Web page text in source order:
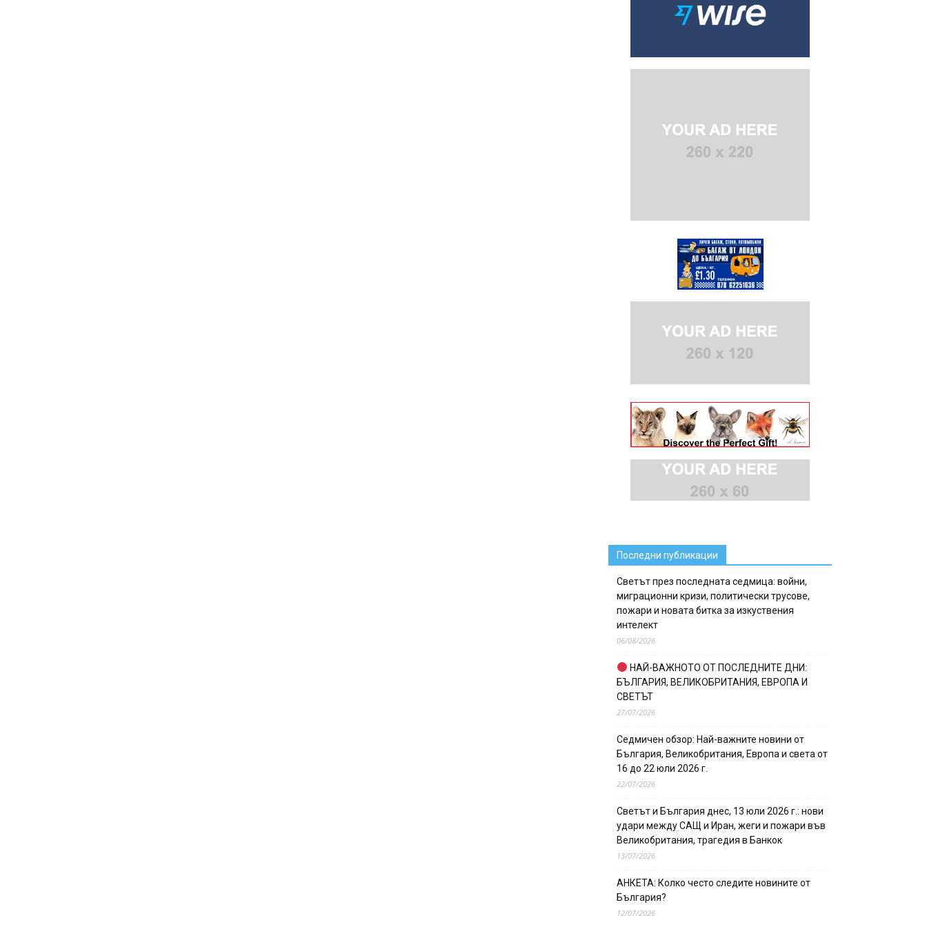
Последни публикации
Светът през последната седмица: войни,
миграционни кризи, политически трусове,
пожари и новата битка за изкуствения
интелект
06/08/2026
НАЙ-ВАЖНОТО ОТ ПОСЛЕДНИТЕ ДНИ:
БЪЛГАРИЯ, ВЕЛИКОБРИТАНИЯ, ЕВРОПА И
СВЕТЪТ
27/07/2026
Седмичен обзор: Най-важните новини от
България, Великобритания, Европа и света от
16 до 22 юли 2026 г.
22/07/2026
Светът и България днес, 13 юли 2026 г.: нови
удари между САЩ и Иран, жеги и пожари във
Великобритания, трагедия в Банкок
13/07/2026
АНКЕТА: Колко често следите новините от
България?
12/07/2026